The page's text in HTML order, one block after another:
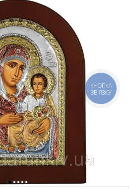
КНОПКА
ЗВ'ЯЗКУ